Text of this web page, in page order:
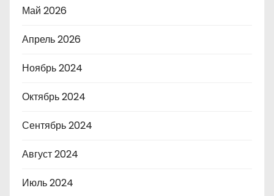
Май 2026
Апрель 2026
Ноябрь 2024
Октябрь 2024
Сентябрь 2024
Август 2024
Июль 2024